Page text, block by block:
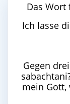
Das Wort
Ich lasse
Gegen
mein Gott,